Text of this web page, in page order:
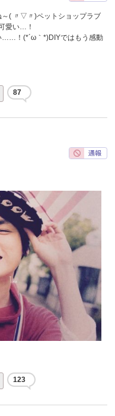
( 〃▽〃)ペットショップラブ
愛い…！
……！(*´ω｀*)DIYではもう感動
87
123